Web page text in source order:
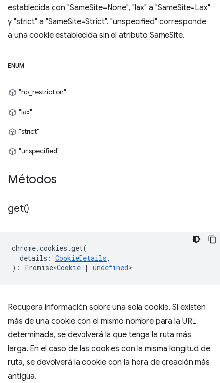
establecida con "SameSite=None", "lax" a "SameSite=Lax"
y "strict" a "SameSite=Strict". "unspecified" corresponde
a una cookie establecida sin el atributo SameSite.
ENUM
"no_restriction"
"lax"
"strict"
"unspecified"
Métodos
get()
chrome.cookies .get(
details : CookieDetails,
) : Promise<Cookie | undefined>
Recupera información sobre una sola cookie. Si existen
más de una cookie con el mismo nombre para la URL
determinada, se devolverá la que tenga la ruta más
larga. En el caso de las cookies con la misma longitud de
ruta, se devolverá la cookie con la hora de creación más
antigua.